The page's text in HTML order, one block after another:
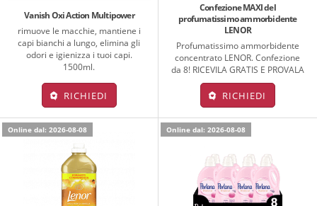
Vanish Oxi Action Multipower
rimuove le macchie, mantiene i
capi bianchi a lungo, elimina gli
odori e igienizza i tuoi capi.
1500ml.
RICHIEDI
Confezione MAXI del
profumatissimo ammorbidente
LENOR
Profumatissimo ammorbidente
concentrato LENOR. Confezione
da 8! RICEVILA GRATIS E PROVALA
RICHIEDI
Online dal: 2026-08-08 Online dal: 2026-08-08